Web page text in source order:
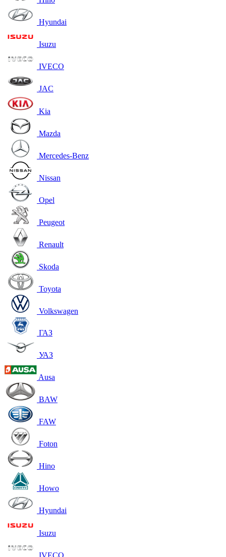
Hyundai
Isuzu
IVECO
JAC
Kia
Mazda
Mercedes-Benz
Nissan
Opel
Peugeot
Renault
Skoda
Toyota
Volkswagen
ГАЗ
УАЗ
Ausa
BAW
FAW
Foton
Hino
Howo
Hyundai
Isuzu
IVECO